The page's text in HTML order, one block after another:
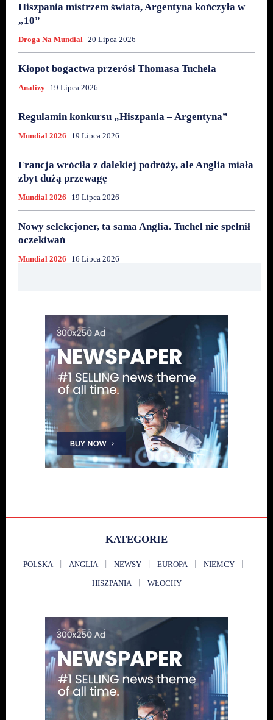
Hiszpania mistrzem świata, Argentyna kończyła w
„10”
Droga Na Mundial 20 Lipca 2026
Kłopot bogactwa przerósł Thomasa Tuchela
Analizy 19 Lipca 2026
Regulamin konkursu „Hiszpania – Argentyna”
Mundial 2026 19 Lipca 2026
Francja wróciła z dalekiej podróży, ale Anglia miała
zbyt dużą przewagę
Mundial 2026 19 Lipca 2026
Nowy selekcjoner, ta sama Anglia. Tuchel nie spełnił
oczekiwań
Mundial 2026 16 Lipca 2026
KATEGORIE
POLSKA ANGLIA NEWSY EUROPA NIEMCY
HISZPANIA WŁOCHY